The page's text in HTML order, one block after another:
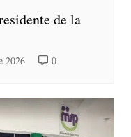
de la
2026 0